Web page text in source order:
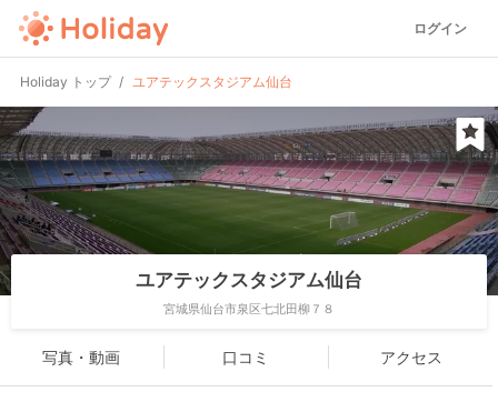
ログイン
Holiday トップ ユアテックスタジアム仙台
ユアテックスタジアム仙台
宮城県仙台市泉区七北田柳７８
写真・動画 口コミ アクセス